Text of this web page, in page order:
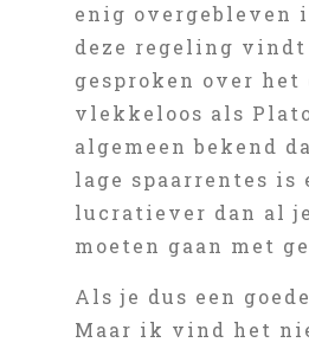
enig overgebleven
deze regeling
gesproken over
vlekkeloos als
algemeen bekend
lage spaarrentes is
lucratiever dan al
moeten gaan met
Als je dus een
Maar ik vind het